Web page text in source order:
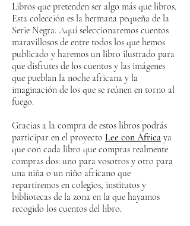
Libros que pretenden ser algo más que libros.
Esta colección es la hermana pequeña de la
Serie Negra. Aquí seleccionaremos cuentos
maravillosos de entre todos los que hemos
publicado y haremos un libro ilustrado para
que disfrutes de los cuentos y las imágenes
que pueblan la noche africana y la
imaginación de los que se reúnen en torno al
fuego.
Gracias a la compra de estos libros podrás
participar en el proyecto Lee con África ya
que con cada libro que compras realmente
compras dos: uno para vosotros y otro para
una niña o un niño africano que
repartiremos en colegios, institutos y
bibliotecas de la zona en la que hayamos
recogido los cuentos del libro.